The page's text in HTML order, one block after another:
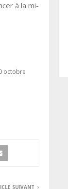
à la mi-
octobre
SUIVANT